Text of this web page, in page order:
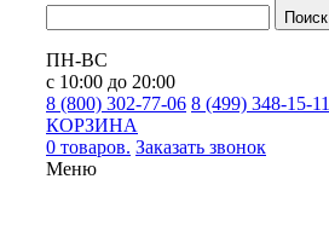
Поиск
ПН-ВС
с 10:00 до 20:00
8 (800) 302-77-06 8 (499) 348-15-11
КОРЗИНА
0 товаров. Заказать звонок
Меню